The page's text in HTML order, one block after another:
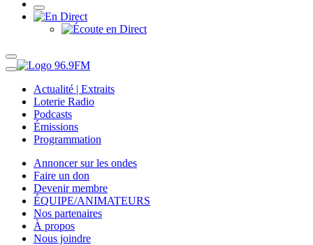
Actualité | Extraits
Loterie Radio
Podcasts
Émissions
Programmation
Annoncer sur les ondes
Faire un don
Devenir membre
ÉQUIPE/ANIMATEURS
Nos partenaires
À propos
Nous joindre